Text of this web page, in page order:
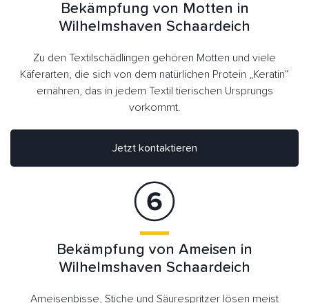
Bekämpfung von Motten in
Wilhelmshaven Schaardeich
Zu den Textilschädlingen gehören Motten und viele
Käferarten, die sich von dem natürlichen Protein „Keratin“
ernähren, das in jedem Textil tierischen Ursprungs
vorkommt.
Jetzt kontaktieren
Bekämpfung von Ameisen in
Wilhelmshaven Schaardeich
Ameisenbisse, Stiche und Säurespritzer lösen meist